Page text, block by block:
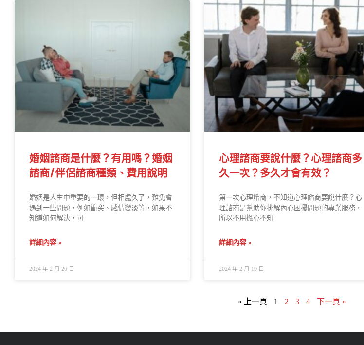
婚姻諮商是什麼？有用嗎？婚姻
諮商/伴侶諮商種類、費用說明
婚姻是人生中重要的一環，但相處久了，難免會
遇到一些問題，例如衝突、感情變淡等，如果不
知道如何解決，可
詳細內容 »
2024 年 2 月 26 日
心理諮商要說什麼？心理諮商多
久一次？多久才會有效？
第一次心理諮商，不知道心理諮商要說什麼？心
理諮商是幫助你排解內心困擾問題的專業服務，
所以不用擔心不知
詳細內容 »
2024 年 2 月 19 日
« 上一頁 1 2 3 4 下一頁 »